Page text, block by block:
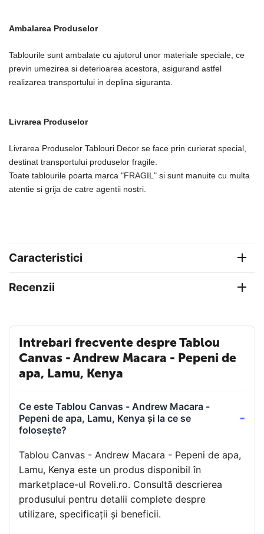
Ambalarea Produselor
Tablourile sunt ambalate cu ajutorul unor materiale speciale, ce
previn umezirea si deterioarea acestora, asigurand astfel
realizarea transportului in deplina siguranta.
Livrarea Produselor
Livrarea Produselor Tablouri Decor se face prin curierat special,
destinat transportului produselor fragile.
Toate tablourile poarta marca "FRAGIL" si sunt manuite cu multa
atentie si grija de catre agentii nostri.
Caracteristici
Recenzii
Intrebari frecvente despre Tablou
Canvas - Andrew Macara - Pepeni de
apa, Lamu, Kenya
Ce este Tablou Canvas - Andrew Macara -
Pepeni de apa, Lamu, Kenya și la ce se
folosește?
Tablou Canvas - Andrew Macara - Pepeni de apa,
Lamu, Kenya este un produs disponibil în
marketplace-ul Roveli.ro. Consultă descrierea
produsului pentru detalii complete despre
utilizare, specificații și beneficii.